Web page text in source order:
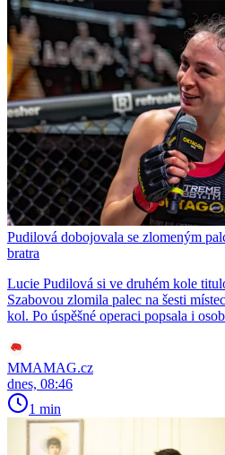
Pudilová dobojovala se zlomeným
bratra
Lucie Pudilová si ve druhém kole
Szabovou zlomila palec na šesti
kol. Po úspěšné operaci popsala i
MMAMAG.cz
dnes, 08:46
1 min